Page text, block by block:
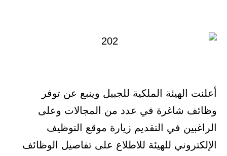
أعلنت الهيئة الملكية للجبيل وينبع عن توفر
وظائف شاغرة في عدد من المجالات وعلى
الراغبين في التقديم زيارة موقع التوظيف
الإلكتروني للهيئة للاطلاع على تفاصيل الوظائف